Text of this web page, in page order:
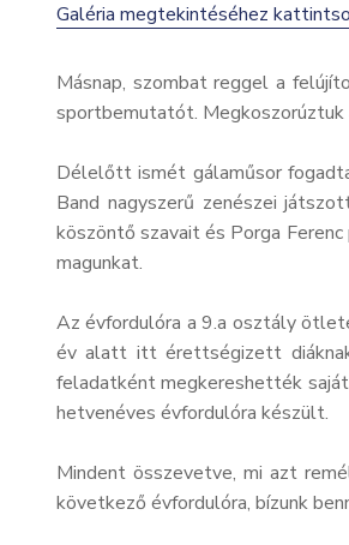
Galéria megtekintéséhez
Másnap, szombat reggel a
sportbemutatót. Megkoszorúztuk
Délelőtt ismét gálaműsor
Band nagyszerű zenészei
köszöntő szavait és Porga
magunkat.
Az évfordulóra a 9.a osztály
év alatt itt érettségizett
feladatként megkereshették
hetvenéves évfordulóra készült.
Mindent összevetve, mi azt
következő évfordulóra, bízunk